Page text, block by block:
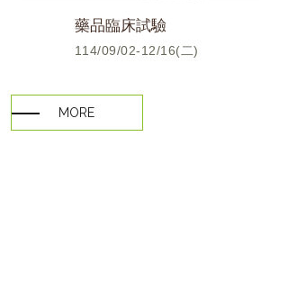
藥品臨床試驗
114/09/02-12/16(二)
MORE